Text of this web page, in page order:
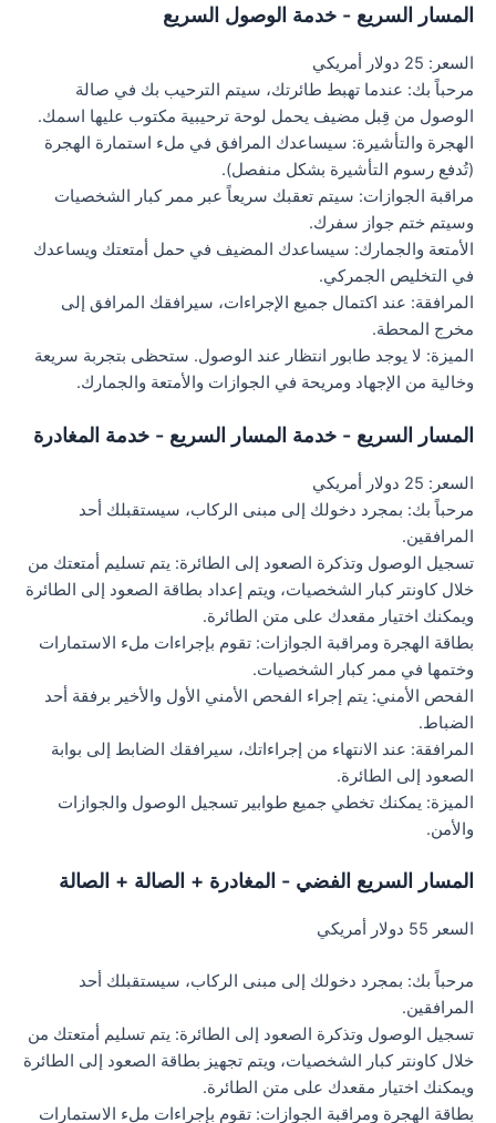
المسار السريع - خدمة الوصول السريع
السعر: 25 دولار أمريكي
مرحباً بك: عندما تهبط طائرتك، سيتم الترحيب بك في صالة
الوصول من قِبل مضيف يحمل لوحة ترحيبية مكتوب عليها اسمك.
الهجرة والتأشيرة: سيساعدك المرافق في ملء استمارة الهجرة
(تُدفع رسوم التأشيرة بشكل منفصل).
مراقبة الجوازات: سيتم تعقبك سريعاً عبر ممر كبار الشخصيات
وسيتم ختم جواز سفرك.
الأمتعة والجمارك: سيساعدك المضيف في حمل أمتعتك ويساعدك
في التخليص الجمركي.
المرافقة: عند اكتمال جميع الإجراءات، سيرافقك المرافق إلى
مخرج المحطة.
الميزة: لا يوجد طابور انتظار عند الوصول. ستحظى بتجربة سريعة
وخالية من الإجهاد ومريحة في الجوازات والأمتعة والجمارك.
المسار السريع - خدمة المسار السريع - خدمة المغادرة
السعر: 25 دولار أمريكي
مرحباً بك: بمجرد دخولك إلى مبنى الركاب، سيستقبلك أحد
المرافقين.
تسجيل الوصول وتذكرة الصعود إلى الطائرة: يتم تسليم أمتعتك من
خلال كاونتر كبار الشخصيات، ويتم إعداد بطاقة الصعود إلى الطائرة
ويمكنك اختيار مقعدك على متن الطائرة.
بطاقة الهجرة ومراقبة الجوازات: تقوم بإجراءات ملء الاستمارات
وختمها في ممر كبار الشخصيات.
الفحص الأمني: يتم إجراء الفحص الأمني الأول والأخير برفقة أحد
الضباط.
المرافقة: عند الانتهاء من إجراءاتك، سيرافقك الضابط إلى بوابة
الصعود إلى الطائرة.
الميزة: يمكنك تخطي جميع طوابير تسجيل الوصول والجوازات
والأمن.
المسار السريع الفضي - المغادرة + الصالة + الصالة
السعر 55 دولار أمريكي
مرحباً بك: بمجرد دخولك إلى مبنى الركاب، سيستقبلك أحد
المرافقين.
تسجيل الوصول وتذكرة الصعود إلى الطائرة: يتم تسليم أمتعتك من
خلال كاونتر كبار الشخصيات، ويتم تجهيز بطاقة الصعود إلى الطائرة
ويمكنك اختيار مقعدك على متن الطائرة.
بطاقة الهجرة ومراقبة الجوازات: تقوم بإجراءات ملء الاستمارات